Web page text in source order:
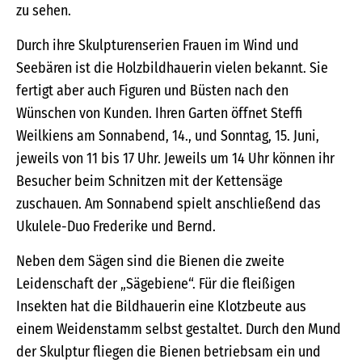
zu sehen.
Durch ihre Skulpturenserien Frauen im Wind und
Seebären ist die Holzbildhauerin vielen bekannt. Sie
fertigt aber auch Figuren und Büsten nach den
Wünschen von Kunden. Ihren Garten öffnet Steffi
Weilkiens am Sonnabend, 14., und Sonntag, 15. Juni,
jeweils von 11 bis 17 Uhr. Jeweils um 14 Uhr können ihr
Besucher beim Schnitzen mit der Kettensäge
zuschauen. Am Sonnabend spielt anschließend das
Ukulele-Duo Frederike und Bernd.
Neben dem Sägen sind die Bienen die zweite
Leidenschaft der „Sägebiene“. Für die fleißigen
Insekten hat die Bildhauerin eine Klotzbeute aus
einem Weidenstamm selbst gestaltet. Durch den Mund
der Skulptur fliegen die Bienen betriebsam ein und